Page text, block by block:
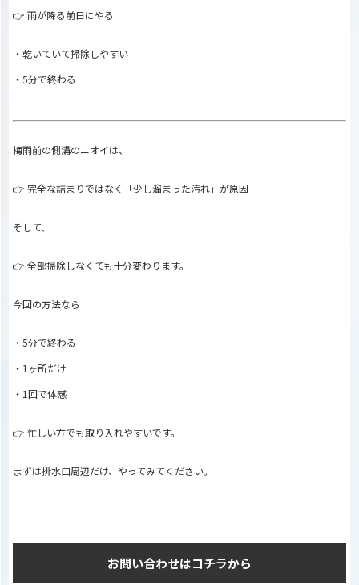
👉 雨が降る前日にやる
・乾いていて掃除しやすい
・5分で終わる
梅雨前の側溝のニオイは、
👉 完全な詰まりではなく「少し溜まった汚れ」が原因
そして、
👉 全部掃除しなくても十分変わります。
今回の方法なら
・5分で終わる
・1ヶ所だけ
・1回で体感
👉 忙しい方でも取り入れやすいです。
まずは排水口周辺だけ、やってみてください。
お問い合わせはコチラから